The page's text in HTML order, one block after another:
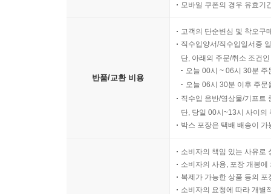
모바일 쿠폰의 경우 유효기
반품/교환 비용
고객의 단순변심 및 착오구
직수입양서/직수입일서중
단, 아래의 주문/취소 조건
오늘 00시 ~ 06시 30분
오늘 06시 30분 이후 주
직수입 음반/영상물/기프트
단, 당일 00시~13시 사이의
박스 포장은 택배 배송이
소비자의 책임 있는 사유로
소비자의 사용, 포장 개봉
복제가 가능한 상품 등의
소비자의 요청에 따라 개별